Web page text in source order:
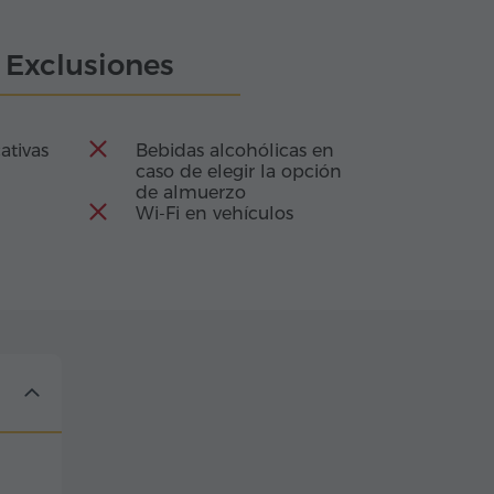
Exclusiones
Bebidas alcohólicas en
caso de elegir la opción
de almuerzo
Wi-Fi en vehículos